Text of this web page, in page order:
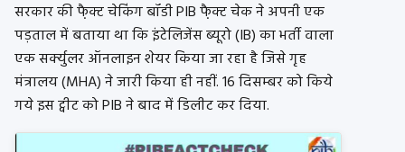
सरकार की फै़क्ट चेकिंग बॉडी PIB फै़क्ट चेक ने अपनी एक
पड़ताल में बताया था कि इंटेलिजेंस ब्यूरो (IB) का भर्ती वाला
एक सर्क्युलर ऑनलाइन शेयर किया जा रहा है जिसे गृह
मंत्रालय (MHA) ने जारी किया ही नहीं. 16 दिसम्बर को किये
गये इस ट्वीट को PIB ने बाद में डिलीट कर दिया.